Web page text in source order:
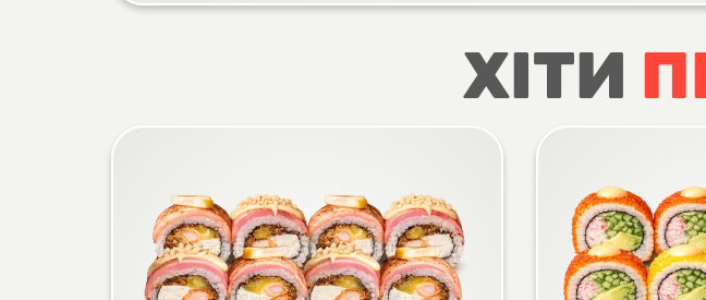
Чому варто обрати поке боул з авокадо та тунцем
насичений морський смак та правильна
кремовість та м’якість у кожній ложці.
яскравий смаковий акцент із легкою солодкістю.
Спробуйте поке боул з авокадо та тунцем у
– свіжий,
наступного дня.
ХІТИ